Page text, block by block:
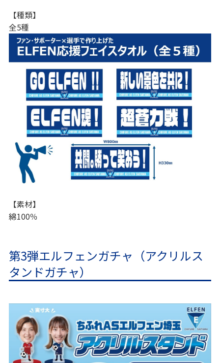
【種類】
全5種
【素材】
綿100％
第3弾エルフェンガチャ（アクリルス
タンドガチャ）